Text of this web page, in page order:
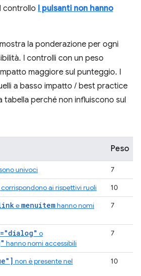
controllo I pulsanti non hanno
la ponderazione per ogni
I controlli con un peso
maggiore sul punteggio. I
a basso impatto / best practice
tabella perché non influiscono sul
Peso
univoci
7
corrispondono ai rispettivi ruoli
10
e menuitemhanno nomi
7
o
hanno nomi accessibili
7
non è presente nel
10